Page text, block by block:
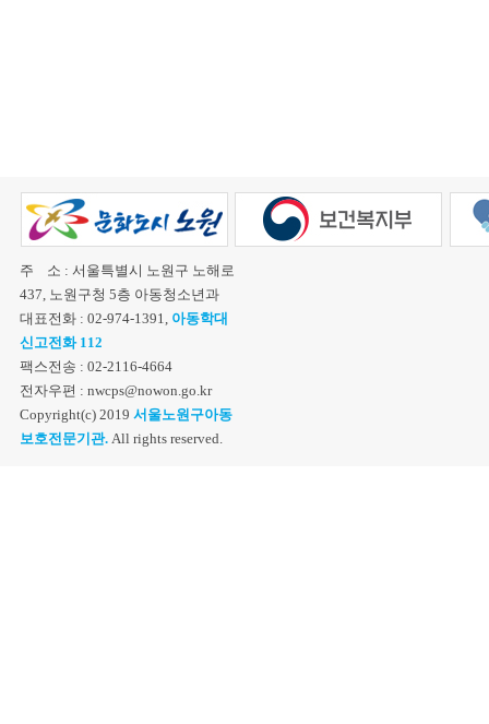
주 소 : 서울특별시 노원구 노해로
437, 노원구청 5층 아동청소년과
대표전화 : 02-974-1391, 아동학대
신고전화 112
팩스전송 : 02-2116-4664
전자우편 : nwcps@nowon.go.kr
Copyright(c) 2019 서울노원구아동
보호전문기관. All rights reserved.